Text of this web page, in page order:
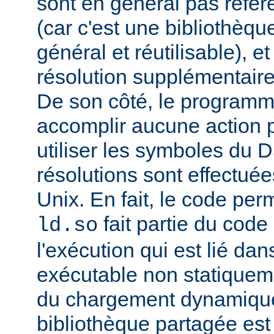
(car c'est une
général et réutilisable),
résolution
De son côté, le
accomplir aucune action
utiliser les symboles du
résolutions sont
Unix. En fait, le code
ld.so fait partie du
l'exécution qui est lié
exécutable non
du chargement
bibliothèque partagée